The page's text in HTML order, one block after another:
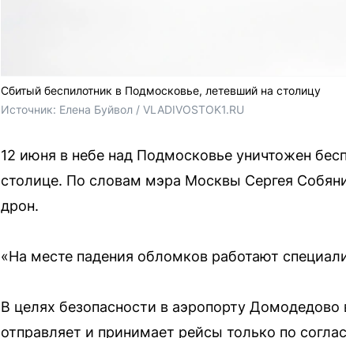
Сбитый беспилотник в Подмосковье, летевший на столицу
Источник: Елена Буйвол / VLADIVOSTOK1.RU
12 июня в небе над Подмосковье уничтожен
столице. По словам мэра Москвы Сергея
дрон.
«На месте падения обломков работают
В целях безопасности в аэропорту
отправляет и принимает рейсы только по